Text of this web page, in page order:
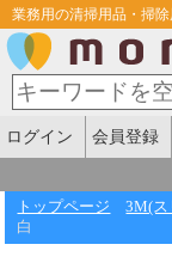
業務用の清掃用品・掃
ログイン 会員登録
トップページ 3M(ス
白